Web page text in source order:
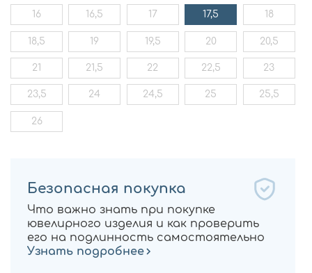
16 16,5 17 17,5 18
18,5 19 19,5 20 20,5
21 21,5 22 22,5 23
23,5 24 24,5 25 25,5
26
Безопасная покупка
Что важно знать при покупке
ювелирного изделия и как проверить
его на подлинность самостоятельно
Узнать подробнее